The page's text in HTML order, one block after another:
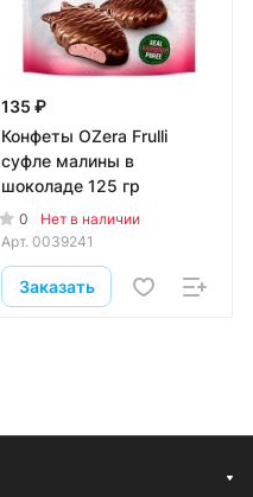
135 ₽
Конфеты OZera Frulli
суфле малины в
шоколаде 125 гр
0
Нет в наличии
Арт. 0039241
Заказать